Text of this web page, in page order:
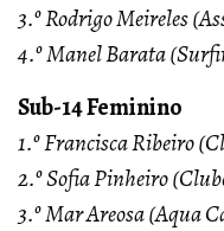
3.º Rodrigo Meireles
4.º Manel Barata
Sub-14 Feminino
1.º Francisca Ribeiro
2.º Sofia Pinheiro
3.º Mar Areosa (Aqua